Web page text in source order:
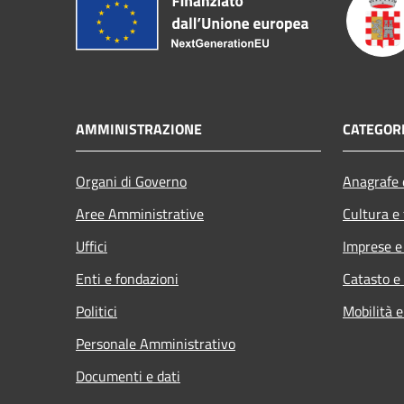
AMMINISTRAZIONE
Organi di Governo
Aree Amministrative
Uffici
Enti e fondazioni
Politici
Personale Amministrativo
Documenti e dati
Cultura
Imprese
Catasto
Mobilità